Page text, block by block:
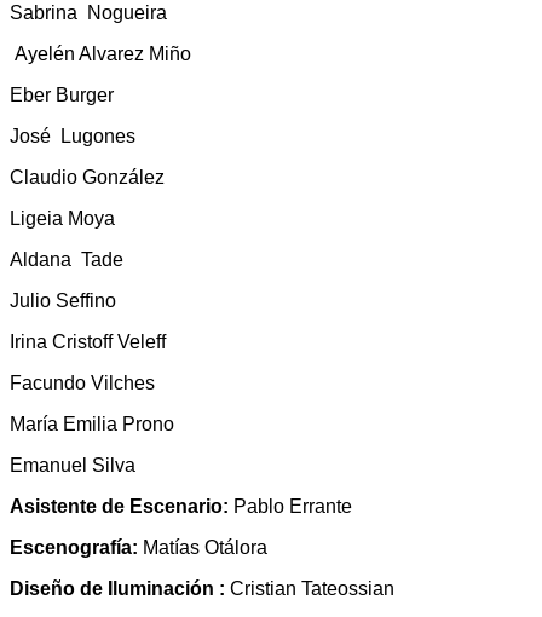
Sabrina Nogueira
Ayelén Alvarez Miño
Eber Burger
José Lugones
Claudio González
Ligeia Moya
Aldana Tade
Julio Seffino
Irina Cristoff Veleff
Facundo Vilches
María Emilia Prono
Emanuel Silva
Asistente de Escenario: Pablo Errante
Escenografía: Matías Otálora
Diseño de Iluminación : Cristian Tateossian